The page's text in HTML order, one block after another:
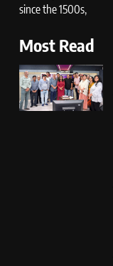
since the 1500s,
Most Read